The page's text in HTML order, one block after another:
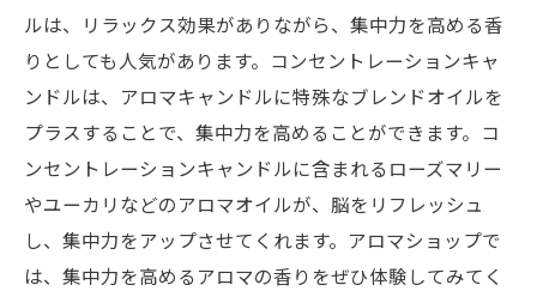
ルは、リラックス効果がありながら、集中力を高める香
りとしても人気があります。コンセントレーションキャ
ンドルは、アロマキャンドルに特殊なブレンドオイルを
プラスすることで、集中力を高めることができます。コ
ンセントレーションキャンドルに含まれるローズマリー
やユーカリなどのアロマオイルが、脳をリフレッシュ
し、集中力をアップさせてくれます。アロマショップで
は、集中力を高めるアロマの香りをぜひ体験してみてく